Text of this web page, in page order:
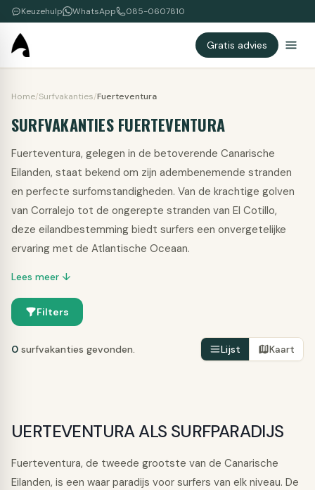
Keuzehulp WhatsApp 085-0607810
Gratis advies
Home/Surfvakanties/Fuerteventura
SURFVAKANTIES FUERTEVENTURA
Fuerteventura, gelegen in de betoverende Canarische
Eilanden, staat bekend om zijn adembenemende stranden
en perfecte surfomstandigheden. Van de krachtige golven
van Corralejo tot de ongerepte stranden van El Cotillo,
deze eilandbestemming biedt surfers een onvergetelijke
ervaring met de Atlantische Oceaan.
Lees meer ↓
Filters
0 surfvakanties gevonden. Lijst Kaart
UERTEVENTURA ALS SURFPARADIJS
Fuerteventura, de tweede grootste van de Canarische
Eilanden, is een waar paradijs voor surfers van elk niveau. De